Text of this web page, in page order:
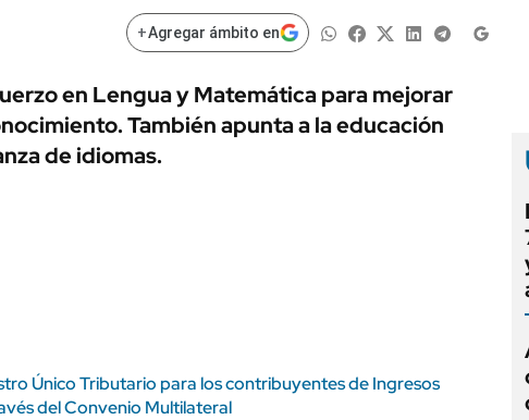
URUGUAY
AUTOS
+Agregar ámbito en
en Lengua y Matemática para mejorar
También apunta a la educación
de idiomas.
Único Tributario para los contribuyentes de Ingresos
del Convenio Multilateral